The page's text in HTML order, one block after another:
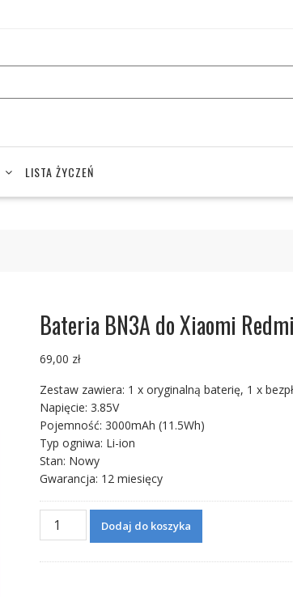
LISTA ŻYCZEŃ
Bateria BN3A do Xiaomi
69,00 zł
Zestaw zawiera: 1 x oryginalną baterię, 1 x
Napięcie: 3.85V
Pojemność: 3000mAh (11.5Wh)
Typ ogniwa: Li-ion
Stan: Nowy
Gwarancja: 12 miesięcy
ilość
Dodaj do koszyka